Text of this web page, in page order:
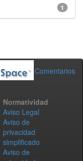
1
Comentarios
Normatividad
Aviso Legal
Aviso de
privacidad
simplificado
Aviso de